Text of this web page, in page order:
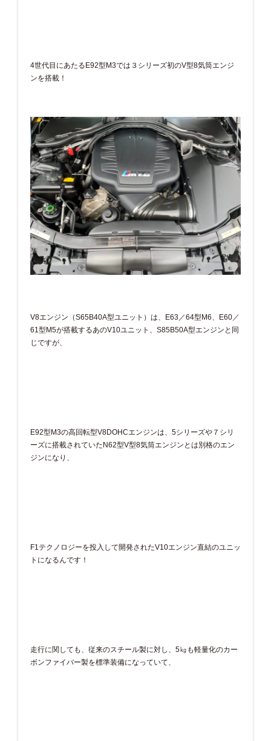
4世代目にあたるE92型M3では３シリーズ初のV型8気筒エンジ
ンを搭載！
V8エンジン（S65B40A型ユニット）は、E63／64型M6、E60／
61型M5が搭載するあのV10ユニット、S85B50A型エンジンと同
じですが、
E92型M3の高回転型V8DOHCエンジンは、5シリーズや７シリ
ーズに搭載されていたN62型V型8気筒エンジンとは別格のエン
ジンになり、
F1テクノロジーを投入して開発されたV10エンジン直結のユニッ
トになるんです！
走行に関しても、従来のスチール製に対し、5㎏も軽量化のカー
ボンファイバー製を標準装備になっていて、